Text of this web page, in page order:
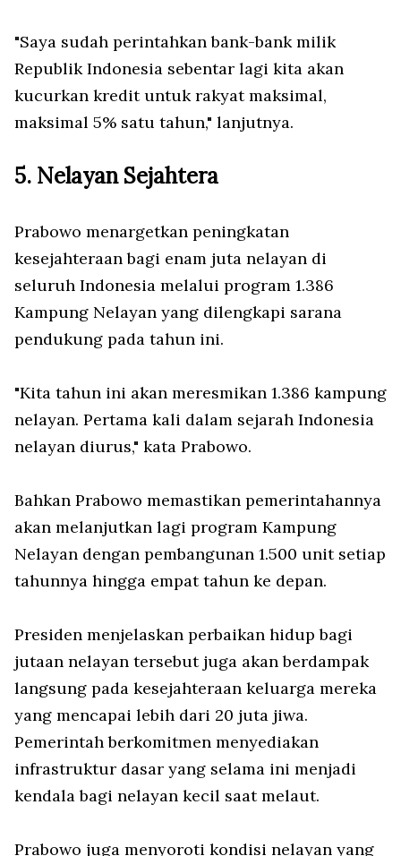
"Saya sudah perintahkan bank-bank milik
Republik Indonesia sebentar lagi kita akan
kucurkan kredit untuk rakyat maksimal,
maksimal 5% satu tahun," lanjutnya.
5. Nelayan Sejahtera
Prabowo menargetkan peningkatan
kesejahteraan bagi enam juta nelayan di
seluruh Indonesia melalui program 1.386
Kampung Nelayan yang dilengkapi sarana
pendukung pada tahun ini.
"Kita tahun ini akan meresmikan 1.386 kampung
nelayan. Pertama kali dalam sejarah Indonesia
nelayan diurus," kata Prabowo.
Bahkan Prabowo memastikan pemerintahannya
akan melanjutkan lagi program Kampung
Nelayan dengan pembangunan 1.500 unit setiap
tahunnya hingga empat tahun ke depan.
Presiden menjelaskan perbaikan hidup bagi
jutaan nelayan tersebut juga akan berdampak
langsung pada kesejahteraan keluarga mereka
yang mencapai lebih dari 20 juta jiwa.
Pemerintah berkomitmen menyediakan
infrastruktur dasar yang selama ini menjadi
kendala bagi nelayan kecil saat melaut.
Prabowo juga menyoroti kondisi nelayan yang